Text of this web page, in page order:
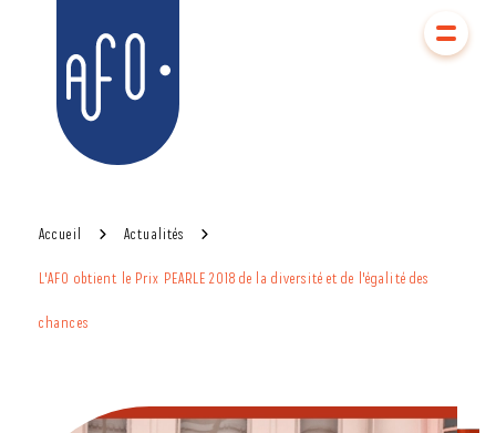
menu
contenu
AFO
Accueil Actualités
L'AFO obtient le Prix PEARLE 2018 de la diversité et de l'égalité des
chances